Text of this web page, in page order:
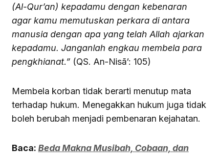
(Al-Qur’an) kepadamu dengan kebenaran
agar kamu memutuskan perkara di antara
manusia dengan apa yang telah Allah ajarkan
kepadamu. Janganlah engkau membela para
pengkhianat.” (QS. An-Nisā’: 105)
Membela korban tidak berarti menutup mata
terhadap hukum. Menegakkan hukum juga tidak
boleh berubah menjadi pembenaran kejahatan.
Baca: Beda Makna Musibah, Cobaan, dan